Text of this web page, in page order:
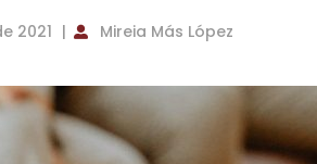
2021 Mireia Más López